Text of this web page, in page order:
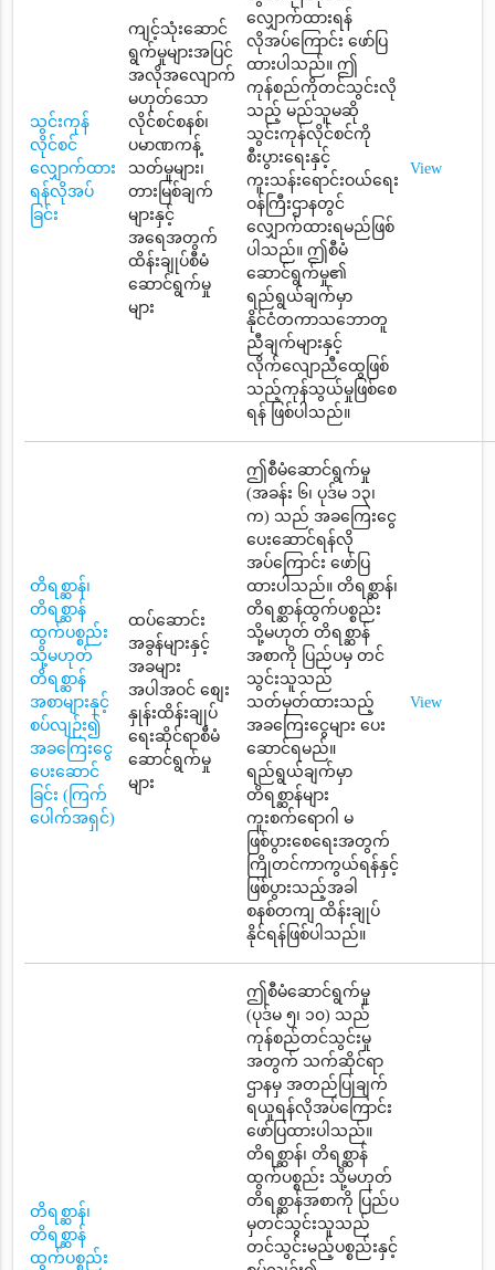
သွင်းကုန်
လိုင်စင်
လျှောက်ထား
ရန်လိုအပ်
ခြင်း
ကျင့်သုံးဆောင်
ရွက်မှုများအပြင်
အလိုအလျောက်
မဟုတ်သော
လိုင်စင်စနစ်၊
ပမာဏကန့်
သတ်မှုများ၊
တားမြစ်ချက်
များနှင့်
အရေအတွက်
ထိန်းချုပ်စီမံ
ဆောင်ရွက်မှု
များ
လျှောက်ထားရန်
လိုအပ်ကြောင်း ဖော်ပြ
ထားပါသည်။ ဤ
ကုန်စည်ကိုတင်သွင်းလို
သည့် မည်သူမဆို
သွင်းကုန်လိုင်စင်ကို
စီးပွားရေးနှင့်
ကူးသန်းရောင်းဝယ်ရေး
ဝန်ကြီးဌာနတွင်
လျှောက်ထားရမည်ဖြစ်
ပါသည်။ ဤစီမံ
ဆောင်ရွက်မှု၏
ရည်ရွယ်ချက်မှာ
နိုင်ငံတကာသဘောတူ
ညီချက်များနှင့်
လိုက်လျောညီထွေဖြစ်
သည့်ကုန်သွယ်မှုဖြစ်စေ
ရန် ဖြစ်ပါသည်။
View
တိရစ္ဆာန်၊
တိရစ္ဆာန်
ထွက်ပစ္စည်း
သို့မဟုတ်
တိရစ္ဆာန်
အစာများနှင့်
စပ်လျဉ်း၍
အခကြေးငွေ
ပေးဆောင်
ခြင်း (ကြက်
ပေါက်အရှင်)
ထပ်ဆောင်း
အခွန်များနှင့်
အခများ
အပါအဝင် စျေး
နှုန်းထိန်းချုပ်
ရေးဆိုင်ရာစီမံ
ဆောင်ရွက်မှု
များ
ဤစီမံဆောင်ရွက်မှု
(အခန်း ၆၊ ပုဒ်မ ၁၃၊
က) သည် အခကြေးငွေ
ပေးဆောင်ရန်လို
အပ်ကြောင်း ဖော်ပြ
ထားပါသည်။ တိရစ္ဆာန်၊
တိရစ္ဆာန်ထွက်ပစ္စည်း
သို့မဟုတ် တိရစ္ဆာန်
အစာကို ပြည်ပမှ တင်
သွင်းသူသည်
သတ်မှတ်ထားသည့်
အခကြေးငွေများ ပေး
ဆောင်ရမည်။
ရည်ရွယ်ချက်မှာ
တိရစ္ဆာန်များ
ကူးစက်ရောဂါ မ
ဖြစ်ပွားစေရေးအတွက်
ကြိုတင်ကာကွယ်ရန်နှင့်
ဖြစ်ပွားသည့်အခါ
စနစ်တကျ ထိန်းချုပ်
နိုင်ရန်ဖြစ်ပါသည်။
View
တိရစ္ဆာန်၊
တိရစ္ဆာန်
ထွက်ပစ္စည်း
ဤစီမံဆောင်ရွက်မှု
(ပုဒ်မ ၅၊ ၁၀) သည်
ကုန်စည်တင်သွင်းမှု
အတွက် သက်ဆိုင်ရာ
ဌာနမှ အတည်ပြုချက်
ရယူရန်လိုအပ်ကြောင်း
ဖော်ပြထားပါသည်။
တိရစ္ဆာန်၊ တိရစ္ဆာန်
ထွက်ပစ္စည်း သို့မဟုတ်
တိရစ္ဆာန်အစာကို ပြည်ပ
မှတင်သွင်းသူသည်
တင်သွင်းမည့်ပစ္စည်းနှင့်